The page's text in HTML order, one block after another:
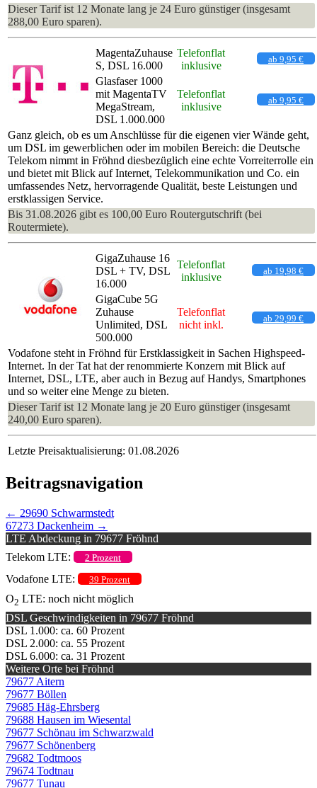
Dieser Tarif ist 12 Monate lang je 24 Euro günstiger (insgesamt
288,00 Euro sparen).
MagentaZuhause
S, DSL 16.000
Telefonflat
inklusive
ab 9,95 €
Glasfaser 1000
mit MagentaTV
MegaStream,
DSL 1.000.000
Telefonflat
inklusive
ab 9,95 €
Ganz gleich, ob es um Anschlüsse für die eigenen vier Wände geht,
um DSL im gewerblichen oder im mobilen Bereich: die Deutsche
Telekom nimmt in Fröhnd diesbezüglich eine echte Vorreiterrolle ein
und bietet mit Blick auf Internet, Telekommunikation und Co. ein
umfassendes Netz, hervorragende Qualität, beste Leistungen und
erstklassigen Service.
Bis 31.08.2026 gibt es 100,00 Euro Routergutschrift (bei
Routermiete).
GigaZuhause 16
DSL + TV, DSL
16.000
Telefonflat
inklusive
ab 19,98 €
GigaCube 5G
Zuhause
Unlimited, DSL
500.000
Telefonflat
nicht inkl.
ab 29,99 €
Vodafone steht in Fröhnd für Erstklassigkeit in Sachen Highspeed-
Internet. In der Tat hat der renommierte Konzern mit Blick auf
Internet, DSL, LTE, aber auch in Bezug auf Handys, Smartphones
und so weiter eine Menge zu bieten.
Dieser Tarif ist 12 Monate lang je 20 Euro günstiger (insgesamt
240,00 Euro sparen).
Letzte Preisaktualisierung: 01.08.2026
Beitragsnavigation
← 29690 Schwarmstedt
67273 Dackenheim →
LTE Abdeckung in 79677 Fröhnd
Telekom LTE:
2 Prozent
Vodafone LTE: 39 Prozent
O2 LTE: noch nicht möglich
DSL Geschwindigkeiten in 79677 Fröhnd
DSL 1.000: ca. 60 Prozent
DSL 2.000: ca. 55 Prozent
DSL 6.000: ca. 31 Prozent
Weitere Orte bei Fröhnd
79677 Aitern
79677 Böllen
79685 Häg-Ehrsberg
79688 Hausen im Wiesental
79677 Schönau im Schwarzwald
79677 Schönenberg
79682 Todtmoos
79674 Todtnau
79677 Tunau